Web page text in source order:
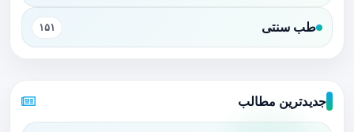
طب سنتی ۱۵۱
جدیدترین مطالب